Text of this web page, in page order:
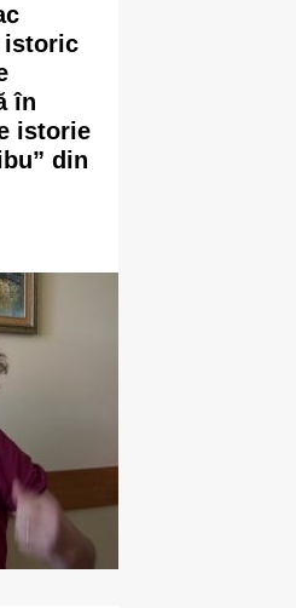
istoric
în
istorie
din